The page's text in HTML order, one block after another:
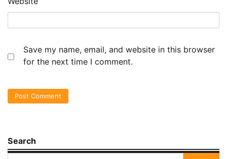
Save my name, email, and website in this browser
for the next time I comment.
Search